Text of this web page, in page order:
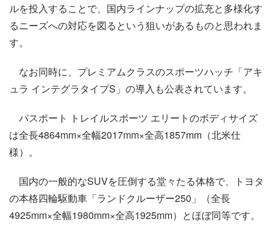
ルを投入することで、国内ラインナップの拡充と多様化す
るニーズへの対応を図るという狙いがあるものと思われま
す。
なお同時に、プレミアムクラスのスポーツハッチ「アキ
ュラ インテグラタイプS」の導入も公表されています。
パスポート トレイルスポーツ エリートのボディサイズ
は全長4864mm×全幅2017mm×全高1857mm（北米仕
様）。
国内の一般的なSUVを圧倒する堂々たる体格で、トヨタ
の本格四輪駆動車「ランドクルーザー250」（全長
4925mm×全幅1980mm×全高1925mm）とほぼ同等です。